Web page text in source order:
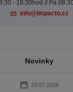
- 16:30hod // Pá
info@impacto.cz
Novinky
23.07.2026